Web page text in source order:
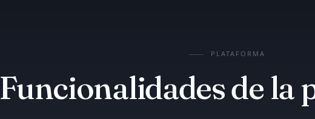
PLATAFORMA
Funcionalidades de la